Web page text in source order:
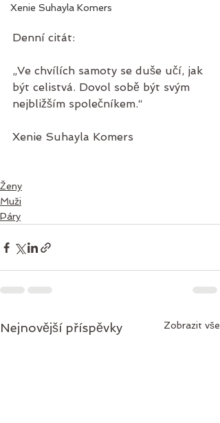
Xenie Suhayla Komers
Denní citát:
„Ve chvílích samoty se duše učí, jak
být celistvá. Dovol sobě být svým
nejbližším společníkem.“
Xenie Suhayla Komers
Ženy
Muži
Páry
Nejnovější příspěvky Zobrazit vše